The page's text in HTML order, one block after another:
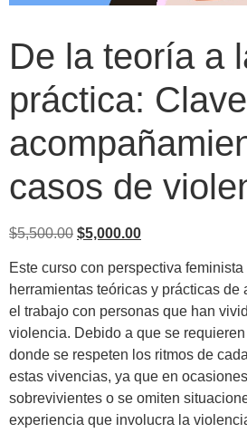
De la teoría a
práctica:
casos de
$5,500.00 $5,000.00
Este curso con perspectiva
herramientas teóricas y prácticas de
el trabajo con personas que han
violencia. Debido a que se
donde se respeten los ritmos de
estas vivencias, ya que en
sobrevivientes o se omiten
experiencia que involucra la